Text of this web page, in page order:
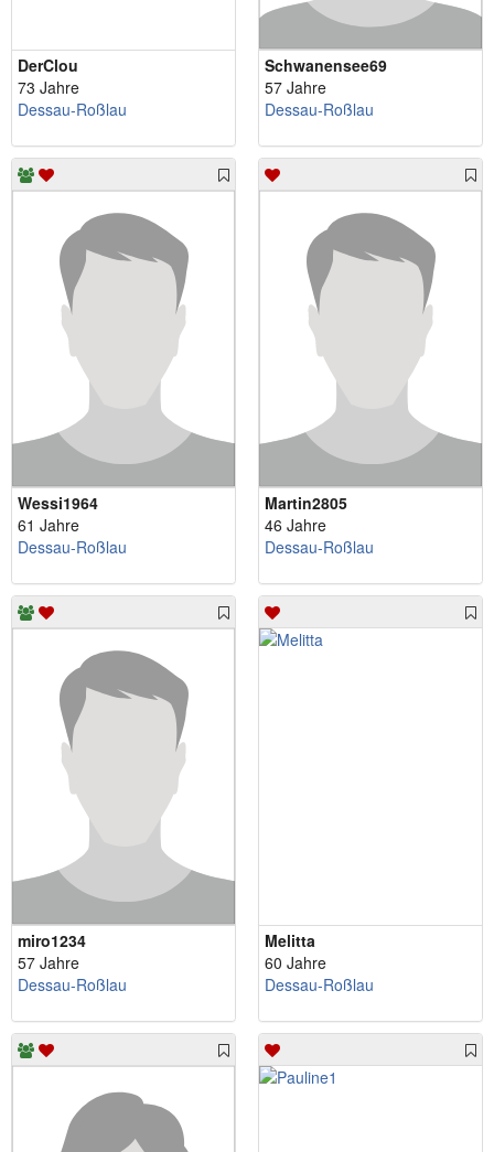
DerClou
73 Jahre
Dessau-Roßlau
Schwanensee69
57 Jahre
Dessau-Roßlau
Wessi1964
61 Jahre
Dessau-Roßlau
Martin2805
46 Jahre
Dessau-Roßlau
miro1234
57 Jahre
Dessau-Roßlau
Melitta
60 Jahre
Dessau-Roßlau